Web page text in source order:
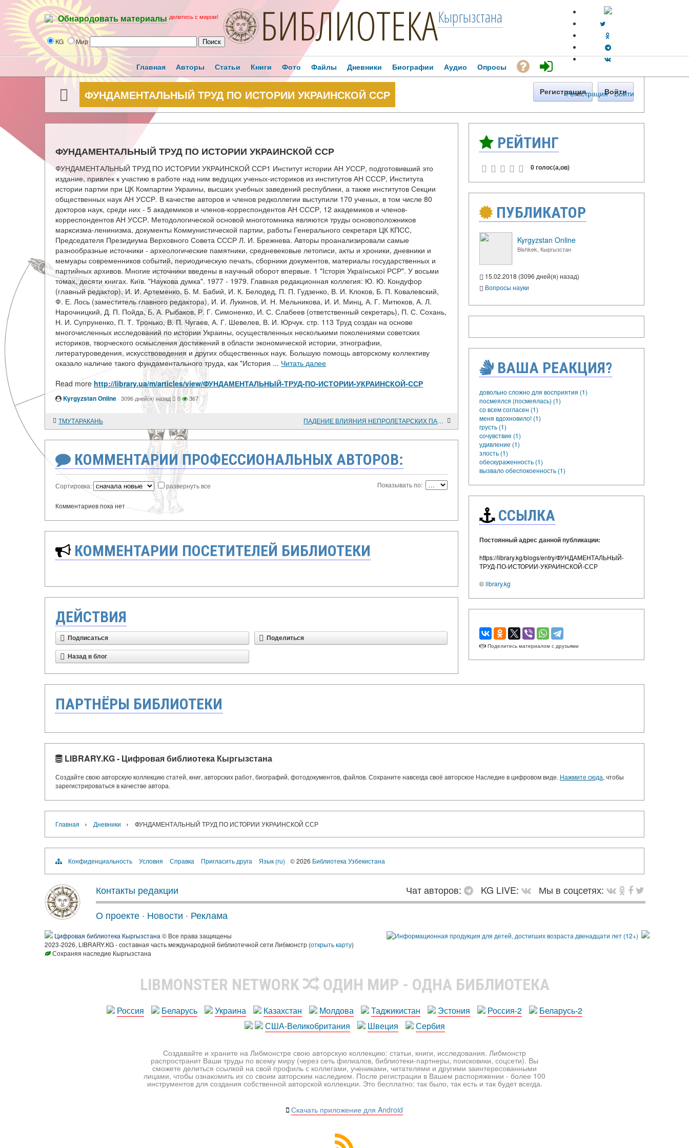
Обнародовать материалы делитесь с миром!
KG Мир БИБЛИОТЕКАКыргызстана
Регистрация · Войти
Главная Авторы Статьи Книги Фото Файлы Дневники Биографии Аудио Опросы
ФУНДАМЕНТАЛЬНЫЙ ТРУД ПО ИСТОРИИ УКРАИНСКОЙ ССР Регистрация Войти
ФУНДАМЕНТАЛЬНЫЙ ТРУД ПО ИСТОРИИ УКРАИНСКОЙ ССР
ФУНДАМЕНТАЛЬНЫЙ ТРУД ПО ИСТОРИИ УКРАИНСКОЙ ССР1 Институт истории АН УССР, подготовивший это
издание, привлек к участию в работе над ним ведущих ученых-историков из институтов АН СССР, Института
истории партии при ЦК Компартии Украины, высших учебных заведений республики, а также институтов Секции
общественных наук АН УССР. В качестве авторов и членов редколлегии выступили 170 ученых, в том числе 80
докторов наук, среди них - 5 академиков и членов-корреспондентов АН СССР, 12 академиков и членов-
корреспондентов АН УССР. Методологической основой многотомника являются труды основоположников
марксизма-ленинизма, документы Коммунистической партии, работы Генерального секретаря ЦК КПСС,
Председателя Президиума Верховного Совета СССР Л. И. Брежнева. Авторы проанализировали самые
разнообразные источники - археологические памятники, средневековые летописи, акты и хроники, дневники и
мемуары современников событий, периодическую печать, сборники документов, материалы государственных и
партийных архивов. Многие источники введены в научный оборот впервые. 1 "Історія Української РСР". У восьми
томах, десяти книгах. Київ. "Наукова думка". 1977 - 1979. Главная редакционная коллегия: Ю. Ю. Кондуфор
(главный редактор), И. И. Артеменко, Б. М. Бабий, И. К. Белодед, П. П. Гудзенко, В. И. Клоков, Б. П. Ковалевский,
Ф. Е. Лось (заместитель главного редактора), И. И. Лукинов, И. Н. Мельникова, И. И. Минц, А. Г. Митюков, А. Л.
Нарочницкий, Д. П. Пойда, Б. А. Рыбаков, Р. Г. Симоненко, И. С. Слабеев (ответственный секретарь), П. С. Сохань,
Н. И. Супруненко, П. Т. Тронько, В. П. Чугаев, А. Г. Шевелев, В. И. Юрчук. стр. 113 Труд создан на основе
многочисленных исследований по истории Украины, осуществленных несколькими поколениями советских
историков, творческого осмысления достижений в области экономической истории, этнографии,
литературоведения, искусствоведения и других общественных наук. Большую помощь авторскому коллективу
оказало наличие такого фундаментального труда, как "История ... Читать далее
Read more http://library.ua/m/articles/view/ФУНДАМЕНТАЛЬНЫЙ-ТРУД-ПО-ИСТОРИИ-УКРАИНСКОЙ-ССР
Kyrgyzstan Online · 3096 дней(я) назад 0 367
ТМУТАРАКАНЬ ПАДЕНИЕ ВЛИЯНИЯ НЕПРОЛЕТАРСКИХ ПАРТИЙ НА ФЛОТЕ В 1917 ГОДУ
КОММЕНТАРИИ ПРОФЕССИОНАЛЬНЫХ АВТОРОВ:
Сортировка: развернуть все Показывать по:
Комментариев пока нет
КОММЕНТАРИИ ПОСЕТИТЕЛЕЙ БИБЛИОТЕКИ
ДЕЙСТВИЯ
Подписаться Поделиться
Назад в блог
РЕЙТИНГ
0 голос(а,ов)
ПУБЛИКАТОР
Kyrgyzstan Online
Bishkek, Кыргызстан
15.02.2018 (3096 дней(я) назад)
Вопросы науки
ВАША РЕАКЦИЯ?
довольно сложно для восприятия (1)
посмеялся (посмеялась) (1)
со всем согласен (1)
меня вдохновило! (1)
грусть (1)
сочувствие (1)
удивление (1)
злость (1)
обескураженность (1)
вызвало обеспокоенность (1)
ССЫЛКА
Постоянный адрес данной публикации:
https://library.kg/blogs/entry/ФУНДАМЕНТАЛЬНЫЙ-
ТРУД-ПО-ИСТОРИИ-УКРАИНСКОЙ-ССР
©library.kg
Поделитесь материалом с друзьями
ПАРТНЁРЫ БИБЛИОТЕКИ
LIBRARY.KG - Цифровая библиотека Кыргызстана
Создайте свою авторскую коллекцию статей, книг, авторских работ, биографий, фотодокументов, файлов. Сохраните навсегда своё авторское Наследие в цифровом виде. Нажмите сюда, чтобы
зарегистрироваться в качестве автора.
Главная › Дневники › ФУНДАМЕНТАЛЬНЫЙ ТРУД ПО ИСТОРИИ УКРАИНСКОЙ ССР
Конфиденциальность Условия Справка Пригласить друга Язык (ru) © 2026 Библиотека Узбекистана
Контакты редакции Чат авторов: KG LIVE:
Мы в соцсетях:
О проекте · Новости · Реклама
Цифровая библиотека Кыргызстана © Все права защищены
2023-2026, LIBRARY.KG - составная часть международной библиотечной сети Либмонстр (открыть карту)
Сохраняя наследие Кыргызстана
LIBMONSTER NETWORK ОДИН МИР - ОДНА БИБЛИОТЕКА
Россия Беларусь Украина Казахстан Молдова Таджикистан Эстония Россия-2
Беларусь-2
США-Великобритания
Швеция Сербия
Создавайте и храните на Либмонстре свою авторскую коллекцию: статьи, книги, исследования. Либмонстр
распространит Ваши труды по всему миру (через сеть филиалов, библиотеки-партнеры, поисковики, соцсети). Вы
сможете делиться ссылкой на свой профиль с коллегами, учениками, читателями и другими заинтересованными
лицами, чтобы ознакомить их со своим авторским наследием. После регистрации в Вашем распоряжении - более 100
инструментов для создания собственной авторской коллекции. Это бесплатно: так было, так есть и так будет всегда.
Скачать приложение для Android